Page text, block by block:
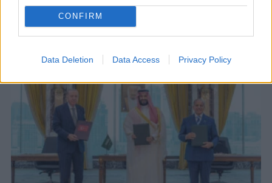
CONFIRM
Data Deletion Data Access Privacy Policy
9 ΑΥΓ. 2026, 08:56